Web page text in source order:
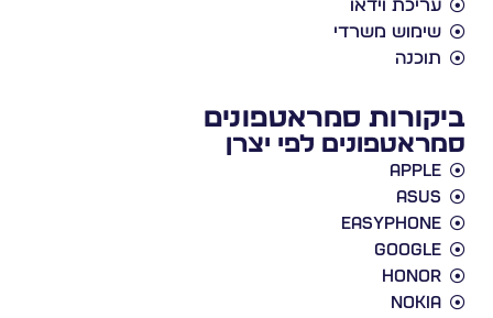
עריכת וידאו
שימוש משרדי
תוכנה
ביקורות סמראטפונים
סמראטפונים לפי יצרן
Apple
Asus
EasyPhone
Google
Honor
Nokia